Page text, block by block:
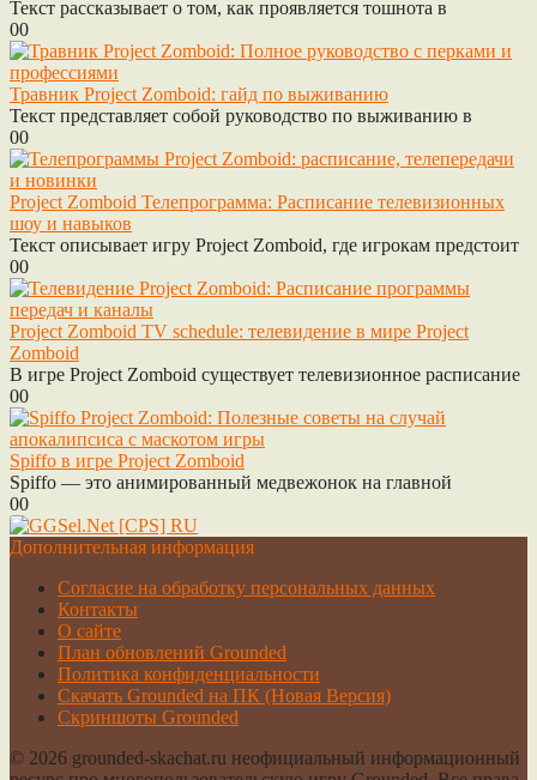
Текст рассказывает о том, как проявляется тошнота в
00
Травник Project Zomboid: гайд по выживанию
Текст представляет собой руководство по выживанию в
00
Project Zomboid Телепрограмма: Расписание телевизионных
шоу и навыков
Текст описывает игру Project Zomboid, где игрокам предстоит
00
Project Zomboid TV schedule: телевидение в мире Project
Zomboid
В игре Project Zomboid существует телевизионное расписание
00
Spiffo в игре Project Zomboid
Spiffo — это анимированный медвежонок на главной
00
Дополнительная информация
Cогласие на обработку персональных данных
Контакты
О сайте
План обновлений Grounded
Политика конфиденциальности
Скачать Grounded на ПК (Новая Версия)
Скриншоты Grounded
© 2026 grounded-skachat.ru неофициальный информационный